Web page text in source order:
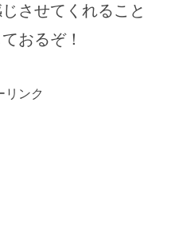
させてくれること
おるぞ！
リンク